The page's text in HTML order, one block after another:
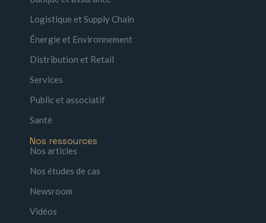
Logistique et Supply Chain
Énergie et Environnement
Distribution et Retail
Services
Public et associatif
Santé
Nos ressources
Nos articles
Nos études de cas
Newsroom
Vidéos